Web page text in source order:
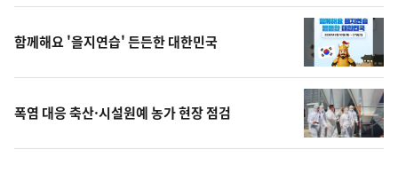
상
함께해요 '을지연습' 든든한 대한민국
폭염 대응 축산·시설원예 농가 현장 점검